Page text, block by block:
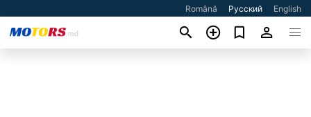
Română Русский English